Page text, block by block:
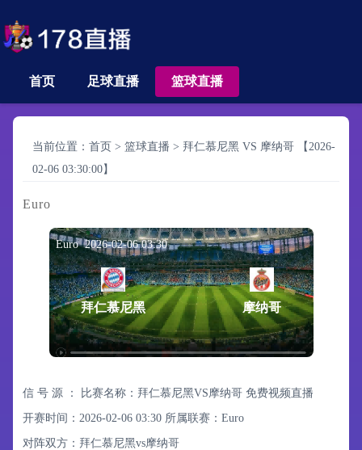
首页 足球直播 篮球直播
当前位置： 首页 > 篮球直播 > 拜仁慕尼黑 VS 摩纳哥 【2026-
02-06 03:30:00】
Euro
Euro 2026-02-06 03:30
拜仁慕尼黑 摩纳哥
信 号 源 ： 比赛名称：拜仁慕尼黑VS摩纳哥 免费视频直播
开赛时间：2026-02-06 03:30 所属联赛： Euro
对阵双方：拜仁慕尼黑vs摩纳哥